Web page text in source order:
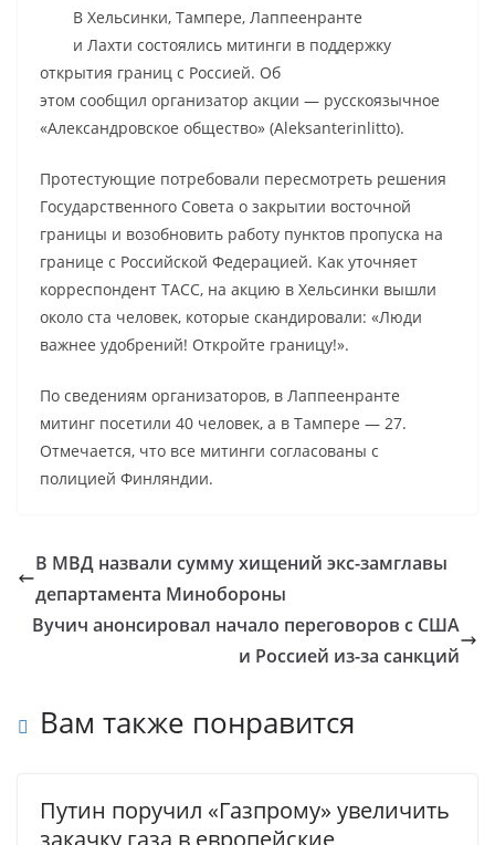
В Хельсинки, Тампере, Лаппеенранте
и Лахти состоялись митинги в поддержку
открытия границ с Россией. Об
этом сообщил организатор акции — русскоязычное
«Александровское общество» (Aleksanterinlitto).
Протестующие потребовали пересмотреть решения
Государственного Совета о закрытии восточной
границы и возобновить работу пунктов пропуска на
границе с Российской Федерацией. Как уточняет
корреспондент ТАСС, на акцию в Хельсинки вышли
около ста человек, которые скандировали: «Люди
важнее удобрений! Откройте границу!».
По сведениям организаторов, в Лаппеенранте
митинг посетили 40 человек, а в Тампере — 27.
Отмечается, что все митинги согласованы с
полицией Финляндии.
В МВД назвали сумму хищений экс-замглавы
департамента Минобороны
Вучич анонсировал начало переговоров с США
и Россией из-за санкций
Вам также понравится
Путин поручил «Газпрому» увеличить
закачку газа в европейские